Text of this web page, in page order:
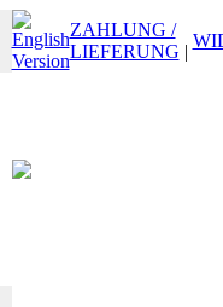
ZAHLUNG /
LIEFERUNG |